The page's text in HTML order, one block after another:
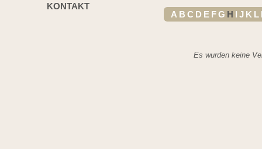
KONTAKT
A B C D E FG H I J K L
Es wurden keine